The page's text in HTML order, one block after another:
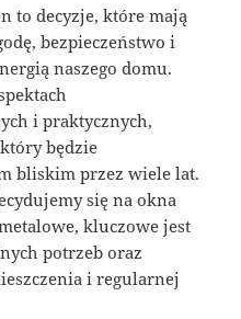
to decyzje, które mają
bezpieczeństwo i
naszego domu.
i praktycznych,
będzie
bliskim przez wiele lat.
się na okna
kluczowe jest
potrzeb oraz
i regularnej